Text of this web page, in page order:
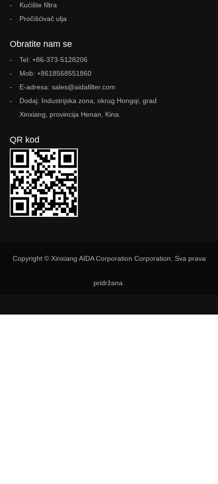
Kućište filtra
Pročišćivač ulja
Obratite nam se
Tel: +86-373-5128206
Mob: +8618568551860
E-adresa: sales@aidafilter.com
Dodaj: Industrijska zona, okrug Hongqi, grad
Xinxiang, provincija Henan, Kina.
QR kod
Copyright © Xinxiang AIDA Corporation Corporation. Sva prava
pridržana.